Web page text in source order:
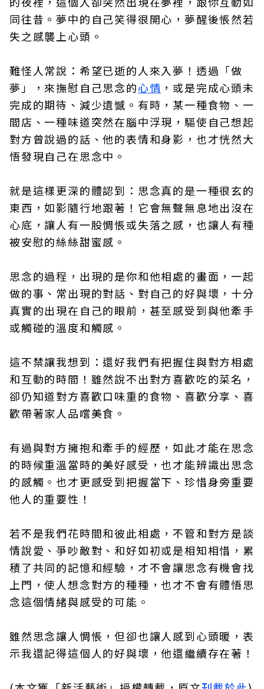
同往昔。夢中的自己笑得很開心，夢醒後悵然若
失之感襲上心頭。
難怪人常說：希望已逝的人來入夢！透過「做
夢」，來撫慰自己思念的心情 ，或是完成心頭未
完成的期待、減少遺憾。有時，某一種食物、一
間店、一種味道突然在腦中浮現，驅使自己想起
對方曾說過的話、他的表情和身影，也才恍然大
悟發現自己在思念中。
就是這樣更深的體認到：思念真的是一種很玄的
東西，如影隨行地跟著！它會無聲無息地出沒在
心底，讓人有一股惆悵或失落之感，也讓人有種
被安慰的絲絲甜蜜感。
思念的過程，出現的是你和他相處的畫面，一起
做的事、常出現的對話、對自己的好與壞，十分
真實的出現在自己的眼前，甚至感受到與他牽手
或觸碰的溫度和觸感。
這不禁讓我想到：還好我們有把握住與對方相處
和互動的時間！雖然說不出對方喜歡吃的菜名，
卻仍知道對方喜歡口味重的食物、喜歡分享、喜
歡帶著家人品嚐美食。
有過與對方擁抱和牽手的經歷，如此才能在思念
的時候重溫當時的美好感受，也才能辨識出思念
的感觸。也才更感受到把握當下、珍惜身旁重要
他人的重要性！
若不是我們花時間和彼此相處，不管和對方是談
情說愛、爭吵敵對、和好如初或是相知相惜，累
積了共同的記憶和經驗，才不會讓思念有機會找
上門，使人想念對方的種種，也才不會有體悟思
念這個情緒與感受的可能。
雖然思念讓人惆悵，但卻也讓人感到心頭暖，表
示我還記得這個人的好與壞，他還繼續存在著！